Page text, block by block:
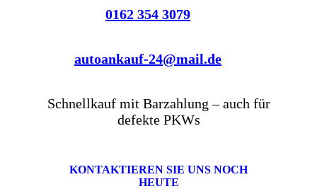
0162 354 3079
autoankauf-24@mail.de
Schnellkauf mit Barzahlung – auch für
defekte PKWs
KONTAKTIEREN SIE UNS NOCH
HEUTE